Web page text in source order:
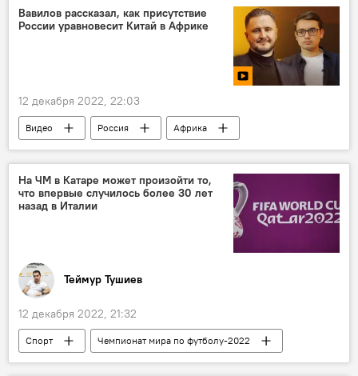
Вавилов рассказал, как присутствие
России уравновесит Китай в Африке
12 декабря 2022, 22:03
Видео Россия
Африка
сотрудничество
Запад
Китай
Ближний Восток
Николай Вавилов
На ЧМ в Катаре может произойти то,
что впервые случилось более 30 лет
назад в Италии
Теймур Тушиев
12 декабря 2022, 21:32
Спорт
Чемпионат мира по футболу-2022
Катар
Финал
Хорватия